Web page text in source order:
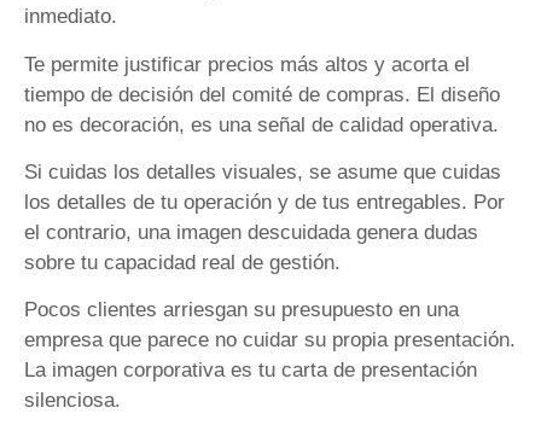
inmediato.
Te permite justificar precios más altos y acorta el
tiempo de decisión del comité de compras. El diseño
no es decoración, es una señal de calidad operativa.
Si cuidas los detalles visuales, se asume que cuidas
los detalles de tu operación y de tus entregables. Por
el contrario, una imagen descuidada genera dudas
sobre tu capacidad real de gestión.
Pocos clientes arriesgan su presupuesto en una
empresa que parece no cuidar su propia presentación.
La imagen corporativa es tu carta de presentación
silenciosa.